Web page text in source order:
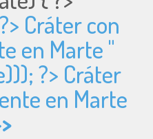
Cráter con
en Marte "
?> Cráter
en Marte
>